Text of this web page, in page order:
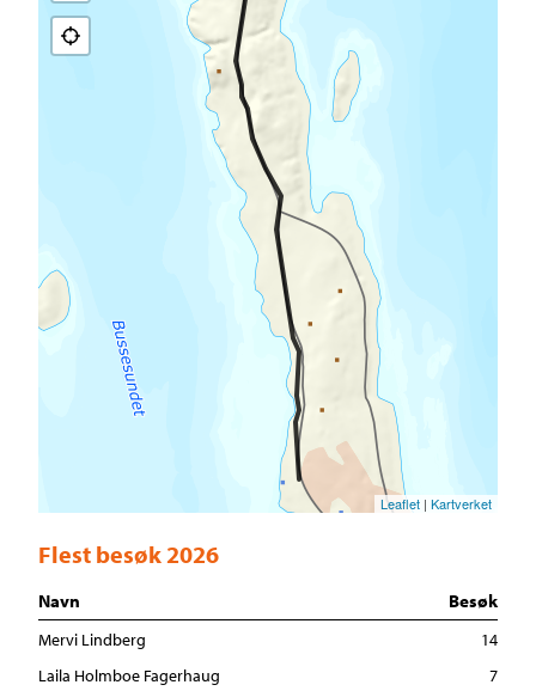
Leaflet | Kartverket
Flest besøk 2026
Navn Besøk
Mervi Lindberg
14
Laila Holmboe Fagerhaug
7